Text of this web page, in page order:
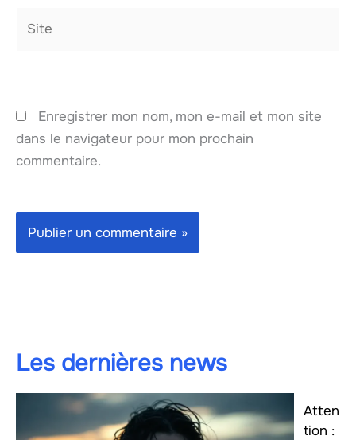
Enregistrer mon nom, mon e-mail et mon site
dans le navigateur pour mon prochain
commentaire.
Les dernières news
Atten
tion :